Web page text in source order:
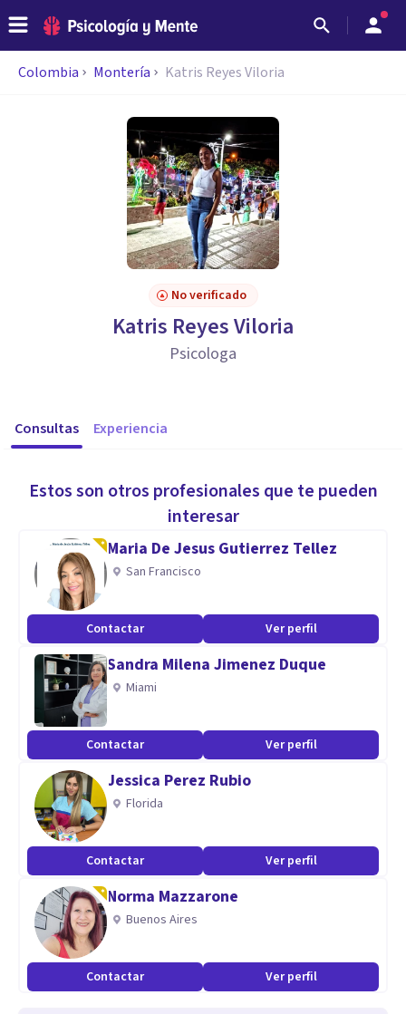
Colombia Montería Katris Reyes Viloria
No verificado
Katris Reyes Viloria
Psicologa
Consultas Experiencia
Estos son otros profesionales que te pueden
interesar
Maria De Jesus Gutierrez Tellez
San Francisco
Contactar Ver perfil
Sandra Milena Jimenez Duque
Miami
Contactar Ver perfil
Jessica Perez Rubio
Florida
Contactar Ver perfil
Norma Mazzarone
Buenos Aires
Contactar Ver perfil